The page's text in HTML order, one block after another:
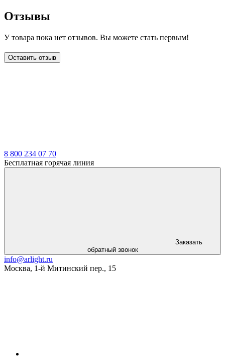
Отзывы
У товара пока нет отзывов. Вы можете стать первым!
Оставить отзыв
8 800 234 07 70
Бесплатная горячая линия
Заказать
обратный звонок
info@arlight.ru
Москва, 1-й Митинский пер., 15